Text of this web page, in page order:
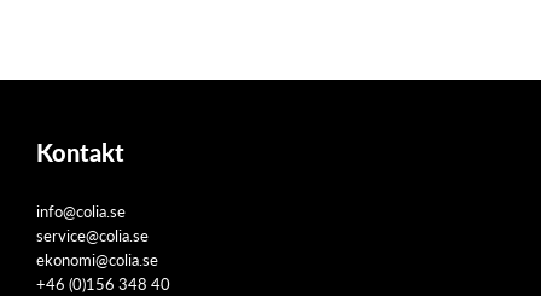
Kontakt
info@colia.se
service@colia.se
ekonomi@colia.se
+46 (0)156 348 40